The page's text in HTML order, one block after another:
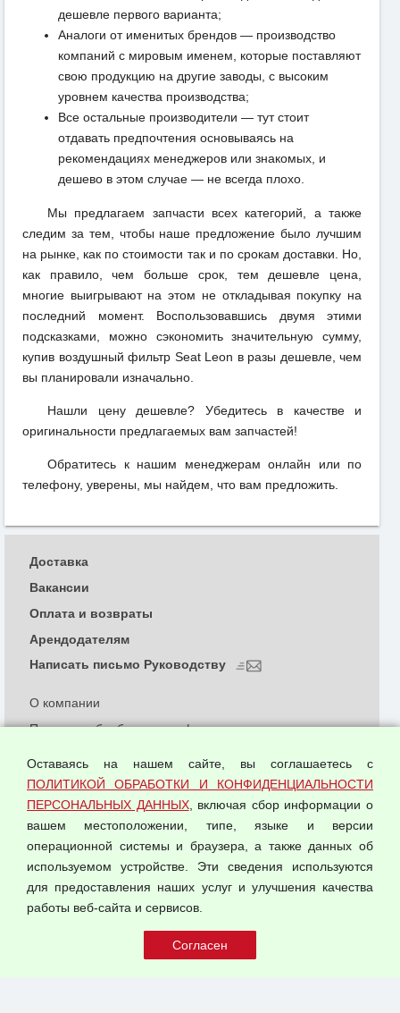
дешевле первого варианта;
Аналоги от именитых брендов — производство
компаний с мировым именем, которые поставляют
свою продукцию на другие заводы, с высоким
уровнем качества производства;
Все остальные производители — тут стоит
отдавать предпочтения основываясь на
рекомендациях менеджеров или знакомых, и
дешево в этом случае — не всегда плохо.
Мы предлагаем запчасти всех категорий, а также
следим за тем, чтобы наше предложение было лучшим
на рынке, как по стоимости так и по срокам доставки. Но,
как правило, чем больше срок, тем дешевле цена,
многие выигрывают на этом не откладывая покупку на
последний момент. Воспользовавшись двумя этими
подсказками, можно сэкономить значительную сумму,
купив воздушный фильтр Seat Leon в разы дешевле, чем
вы планировали изначально.
Нашли цену дешевле? Убедитесь в качестве и
оригинальности предлагаемых вам запчастей!
Обратитесь к нашим менеджерам онлайн или по
телефону, уверены, мы найдем, что вам предложить.
© 2026 ООО "Феникс"
О компании
Политика обработки и конфиденциальности
Согласием на обработку персональных данных
Оферта оптовой купли-продажи
Публичная оферта
Доставка
Вакансии
Оплата и возвраты
Арендодателям
Написать письмо Руководству
Оставаясь на нашем сайте, вы соглашаетесь с
ПОЛИТИКОЙ ОБРАБОТКИ И КОНФИДЕНЦИАЛЬНОСТИ
ПЕРСОНАЛЬНЫХ ДАННЫХ, включая сбор информации о
вашем местоположении, типе, языке и версии
операционной системы и браузера, а также данных об
используемом устройстве. Эти сведения используются
для предоставления наших услуг и улучшения качества
работы веб-сайта и сервисов.